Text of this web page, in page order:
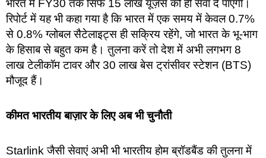
भारत में FY30 तक सिर्फ 15 लाख यूज़र्स को ही सेवा दे पाएगी।
रिपोर्ट में यह भी कहा गया है कि भारत में एक समय में केवल 0.7%
से 0.8% ग्लोबल सैटेलाइट्स ही सक्रिय रहेंगे, जो भारत के भू-भाग
के हिसाब से बहुत कम है। तुलना करें तो देश में अभी लगभग 8
लाख टेलीकॉम टावर और 30 लाख बेस ट्रांसीवर स्टेशन (BTS)
मौजूद हैं।
कीमत भारतीय बाज़ार के लिए अब भी चुनौती
Starlink जैसी सेवाएं अभी भी भारतीय होम ब्रॉडबैंड की तुलना में